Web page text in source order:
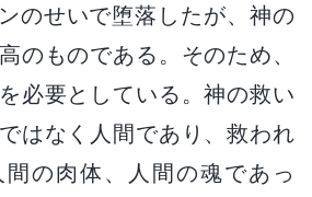
のせいで堕落したが、神の
のものである。そのため、
必要としている。神の救い
はなく人間であり、救われ
の肉体、人間の魂であっ